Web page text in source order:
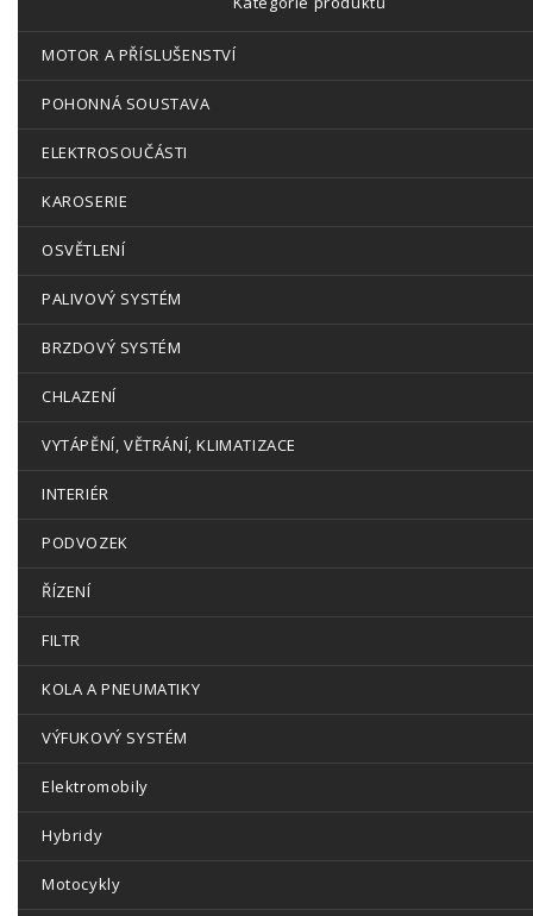
MOTOR A PŘÍSLUŠENSTVÍ
POHONNÁ SOUSTAVA
ELEKTROSOUČÁSTI
KAROSERIE
OSVĚTLENÍ
PALIVOVÝ SYSTÉM
BRZDOVÝ SYSTÉM
CHLAZENÍ
VYTÁPĚNÍ, VĚTRÁNÍ, KLIMATIZACE
INTERIÉR
PODVOZEK
ŘÍZENÍ
FILTR
KOLA A PNEUMATIKY
VÝFUKOVÝ SYSTÉM
Elektromobily
Hybridy
Motocykly